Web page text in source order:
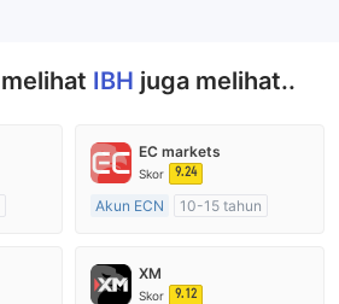
IBH juga melihat..
EC markets
Skor 9.24
Akun ECN
10-15 tahun
Market Maker (MM)
Lisensi Penuh MT4
XM
Skor 9.12